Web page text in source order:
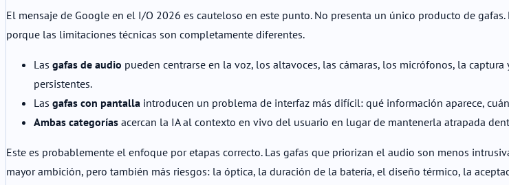
El mensaje de Google en el I/O 2026 es cauteloso en este punto. No presenta un único producto de
porque las limitaciones técnicas son completamente diferentes.
Las gafas de audio pueden centrarse en la voz, los altavoces, las cámaras, los micrófonos, la
persistentes.
Las gafas con pantalla introducen un problema de interfaz más difícil: qué información aparece,
Ambas categorías acercan la IA al contexto en vivo del usuario en lugar de mantenerla atrapada
Este es probablemente el enfoque por etapas correcto. Las gafas que priorizan el audio son menos
mayor ambición, pero también más riesgos: la óptica, la duración de la batería, el diseño térmico, la